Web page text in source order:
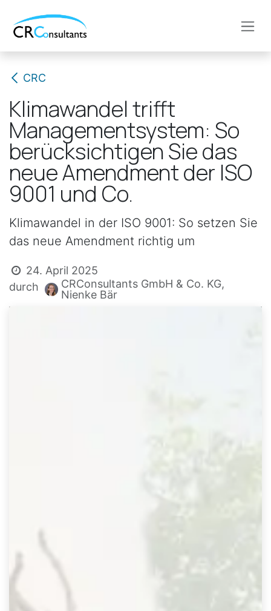
CRC
Klimawandel trifft
Managementsystem: So
berücksichtigen Sie das
neue Amendment der ISO
9001 und Co.
Klimawandel in der ISO 9001: So setzen Sie
das neue Amendment richtig um
24. April 2025
durch
CRConsultants GmbH & Co. KG,
Nienke Bär